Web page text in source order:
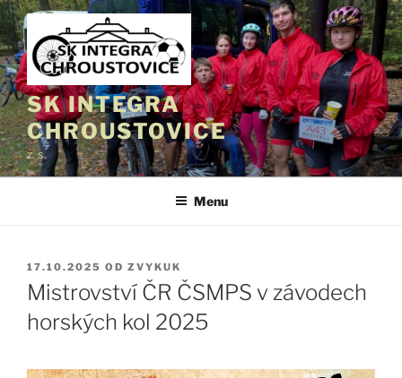
Přejít
k
obsahu
webu
SK INTEGRA
CHROUSTOVICE
z. s.
Menu
PUBLIKOVÁNO
17.10.2025 OD ZVYKUK
Mistrovství ČR ČSMPS v závodech
horských kol 2025